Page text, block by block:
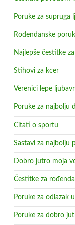
Poruke za supruga
Rođendanske
Najlepše čestitke
Stihovi za kcer
Verenici lepe
Poruke za najbolju
Citati o sportu
Sastavi za najbolju
Dobro jutro moja
Čestitke za
Poruke za odlazak
Poruke za dobro